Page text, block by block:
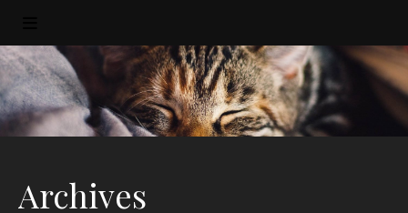
Archives